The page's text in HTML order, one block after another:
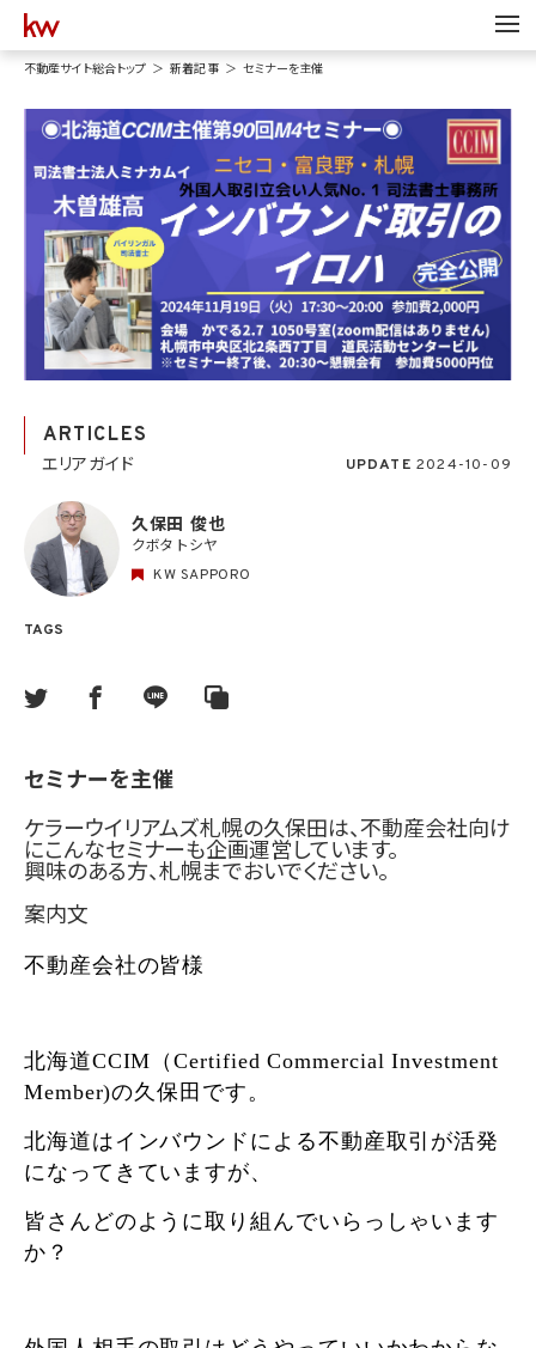
不動産サイト総合トップ 新着記事 セミナーを主催
ARTICLES
エリアガイド UPDATE 2024-10-09
TAGS
久保田 俊也
クボタ トシヤ
KW SAPPORO
セミナーを主催
ケラーウイリアムズ札幌の久保田は、不動産会社向け
にこんなセミナーも企画運営しています。
興味のある方、札幌までおいでください。
案内文
不動産会社の皆様
北海道CCIM（Certified Commercial Investment
Member)の久保田です。
北海道はインバウンドによる不動産取引が活発
になってきていますが、
皆さんどのように取り組んでいらっしゃいます
か？